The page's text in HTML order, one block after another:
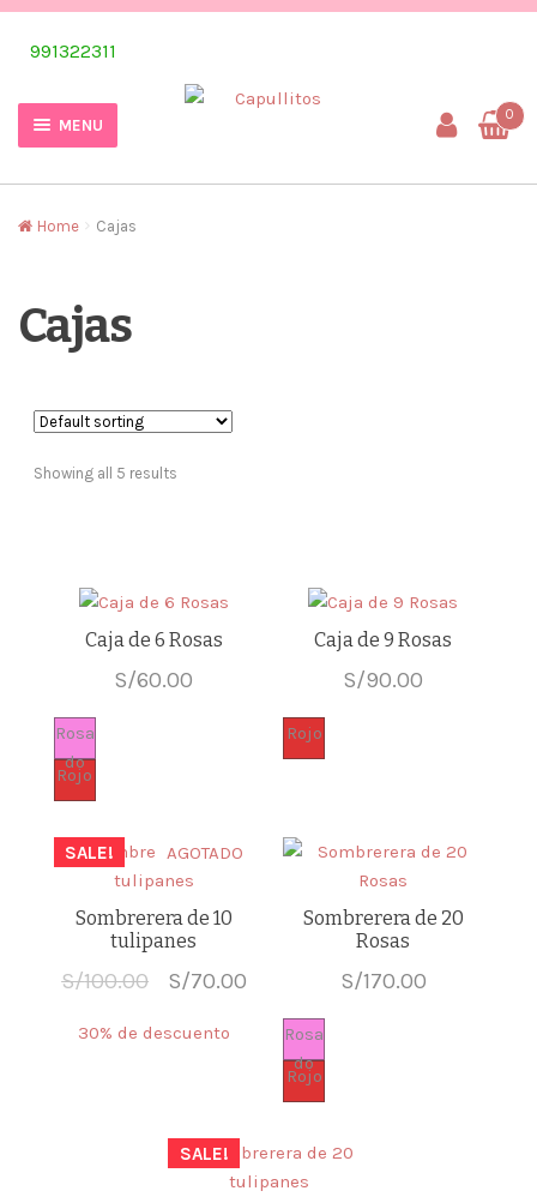
Skip
navigation
Skip
content
991322311
MENU
0
Home Cajas
Cajas
Showing all 5 results
Caja de 6 Rosas
S/60.00
Rosa
do
Rojo
Caja de 9 Rosas
S/90.00
Rojo
Sombrerera de 10
tulipanes
SALE!
S/100.00
Original
S/70.00Current
price
S/70.00.
AGOTADO
30% de descuento
Sombrerera de 20
Rosas
S/170.00
Rosa
do
Rojo
SALE!